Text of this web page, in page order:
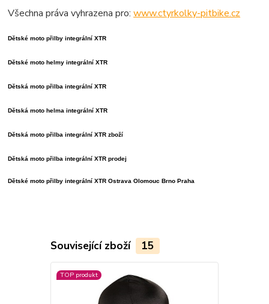
Všechna práva vyhrazena pro:www.ctyrkolky-pitbike.cz
Dětské moto přilby integrální XTR
Dětské moto helmy integrální XTR
Dětská moto přilba integrální XTR
Dětská moto helma integrální XTR
Dětská moto přilba integrální XTR zboží
Dětská moto přilba integrální XTR prodej
Dětské moto přilby integrální XTROstrava Olomouc Brno Praha
Související zboží 15
TOP produkt